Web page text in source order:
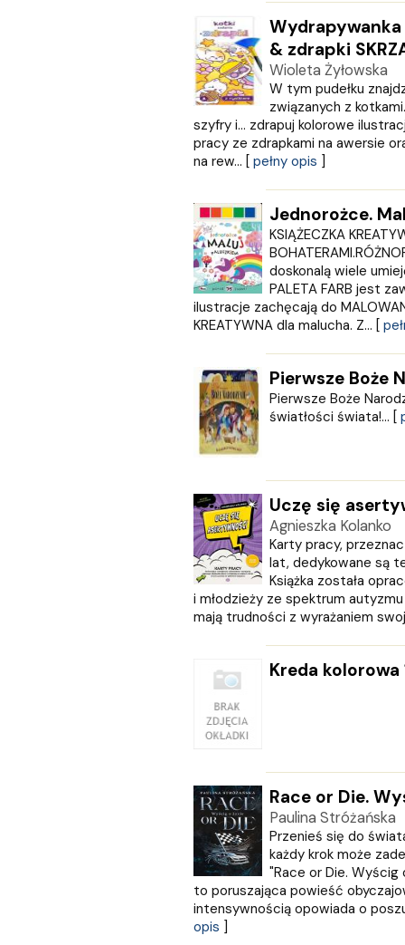
Wydrapywanka
& zdrapki
Wioleta Żyłowska
W tym pudełku
związanych z
szyfry i… zdrapuj kolorowe
pracy ze zdrapkami na awersie
na rew... [ pełny opis ]
Jednorożce.
KSIĄŻECZKA
doskonalą wiele
PALETA FARB jest
ilustracje zachęcają do
KREATYWNA dla malucha. Z... [
Pierwsze Boże
Pierwsze Boże
światłości świata!... [
Uczę się
Agnieszka Kolanko
Karty pracy,
lat, dedykowane są
Książka została
i młodzieży ze spektrum
mają trudności z wyrażaniem
Kreda kolorowa
Race or Die.
Paulina Stróżańska
Przenieś się do
każdy krok może
"Race or Die. Wyścig
to poruszająca powieść
intensywnością opowiada o
opis ]